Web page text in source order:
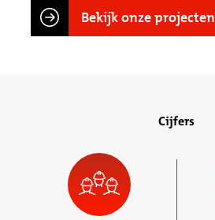
Bekijk onze projecten
Cijfers